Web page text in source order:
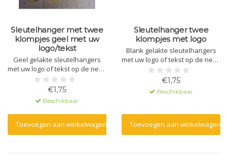
Sleutelhanger met twee
klompjes geel met uw
logo/tekst
Geel gelakte sleutelhangers
met uw logo of tekst op de neus
bedrukt.Leuk om uit te delen op
beurzen, voor goodybags en
bruiloften.
€1,75
Beschikbaar
Toevoegen aan winkelwagen
Sleutelhanger twee
klompjes met logo
Blank gelakte sleutelhangers
met uw logo of tekst op de neus
bedrukt.Leuk om uit te delen op
beurzen, voor goodybags en
bruiloften.
€1,75
Beschikbaar
Toevoegen aan winkelwagen